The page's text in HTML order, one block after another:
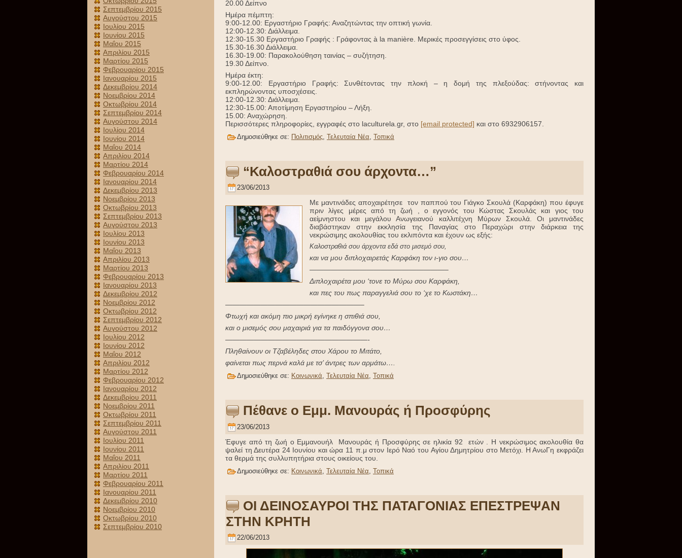
Σεπτεμβρίου 2015
Αυγούστου 2015
Ιουλίου 2015
Ιουνίου 2015
Μαΐου 2015
Απριλίου 2015
Μαρτίου 2015
Φεβρουαρίου 2015
Ιανουαρίου 2015
Δεκεμβρίου 2014
Νοεμβρίου 2014
Οκτωβρίου 2014
Σεπτεμβρίου 2014
Αυγούστου 2014
Ιουλίου 2014
Ιουνίου 2014
Μαΐου 2014
Απριλίου 2014
Μαρτίου 2014
Φεβρουαρίου 2014
Ιανουαρίου 2014
Δεκεμβρίου 2013
Νοεμβρίου 2013
Οκτωβρίου 2013
Σεπτεμβρίου 2013
Αυγούστου 2013
Ιουλίου 2013
Ιουνίου 2013
Μαΐου 2013
Απριλίου 2013
Μαρτίου 2013
Φεβρουαρίου 2013
Ιανουαρίου 2013
Δεκεμβρίου 2012
Νοεμβρίου 2012
Οκτωβρίου 2012
Σεπτεμβρίου 2012
Αυγούστου 2012
Ιουλίου 2012
Ιουνίου 2012
Μαΐου 2012
Απριλίου 2012
Μαρτίου 2012
Φεβρουαρίου 2012
Ιανουαρίου 2012
Δεκεμβρίου 2011
Νοεμβρίου 2011
Οκτωβρίου 2011
Σεπτεμβρίου 2011
Αυγούστου 2011
Ιουλίου 2011
Ιουνίου 2011
Μαΐου 2011
Απριλίου 2011
Μαρτίου 2011
Φεβρουαρίου 2011
Ιανουαρίου 2011
Δεκεμβρίου 2010
Νοεμβρίου 2010
Οκτωβρίου 2010
Σεπτεμβρίου 2010
20.00 Δείπνο
Ημέρα πέμπτη:
9:00-12.00: Εργαστήριο Γραφής: Αναζητώντας την οπτική γωνία.
12:00-12.30: Διάλλειμα.
12:30-15.30 Εργαστήριο Γραφής : Γράφοντας à la manière. Μερικές προσεγγίσεις στο ύφος.
15.30-16.30 Διάλλειμα.
16.30-19.00: Παρακολούθηση ταινίας – συζήτηση.
19.30 Δείπνο.
Ημέρα έκτη:
9:00-12.00: Εργαστήριο Γραφής: Συνθέτοντας την πλοκή – η δομή της πλεξούδας: στήνοντας και
εκπληρώνοντας υποσχέσεις.
12:00-12.30: Διάλλειμα.
12:30-15.00: Αποτίμηση Εργαστηρίου – Λήξη.
15.00: Αναχώρηση.
Περισσότερες πληροφορίες, εγγραφές στο laculturela.gr, στο [email protected] και στο 6932906157.
Δημοσιεύθηκε σε: Πολιτισμός, Τελευταία Νέα, Τοπικά
“Καλοστραθιά σου άρχοντα…”
23/06/2013
Με μαντινάδες αποχαιρέτησε τον παππού του Γιάγκο Σκουλά (Καρφάκη) που έφυγε
πριν λίγες μέρες από τη ζωή , ο εγγονός του Κώστας Σκουλάς και γιος του
αείμνηστου και μεγάλου Ανωγειανού καλλιτέχνη Μύρων Σκουλά. Οι μαντινάδες
διαβάστηκαν στην εκκλησία της Παναγίας στο Περαχώρι στην διάρκεια της
νεκρώσιμης ακολουθίας του εκλιπόντα και έχουν ως εξής:
Καλοστραθιά σου άρχοντα εδά στο μισεμό σου,
και να μου διπλοχαιρετάς Καρφάκη τον ι-γιο σου…
———————————————————–
Διπλοχαιρέτα μου ‘τονε το Μύρω σου Καρφάκη,
και πες του πως παραγγελιά σου το ‘χε το Κωστάκη…
———————————————————–
Φτωχή και ακόμη πιο μικρή εγίνηκε η σπιθιά σου,
και ο μισεμός σου μαχαιριά για τα παιδόγγονα σου…
————————————————————-
Πληθαίνουν οι Τζαβέληδες στου Χάρου το Μιτάτο,
φαίνεται πως περνά καλά με τσ’ άντρες των αρμάτω….
Δημοσιεύθηκε σε: Κοινωνικά, Τελευταία Νέα, Τοπικά
Πέθανε ο Εμμ. Μανουράς ή Προσφύρης
23/06/2013
Έφυγε από τη ζωή ο Εμμανουήλ Μανουράς ή Προσφύρης σε ηλικία 92 ετών . Η νεκρώσιμος ακολουθία θα
ψαλεί τη Δευτέρα 24 Ιουνίου και ώρα 11 π.μ στον Ιερό Ναό του Αγίου Δημητρίου στο Μετόχι. Η ΑνωΓη εκφράζει
τα θερμά της συλλυπητήρια στους οικείους του.
Δημοσιεύθηκε σε: Κοινωνικά Τελευταία Νέα Τοπικά
ΟΙ ΔΕΙΝΟΣΑΥΡΟΙ ΤΗΣ ΠΑΤΑΓΟΝΙΑΣ ΕΠΕΣΤΡΕΨΑΝ
ΣΤΗΝ ΚΡΗΤΗ
22/06/2013